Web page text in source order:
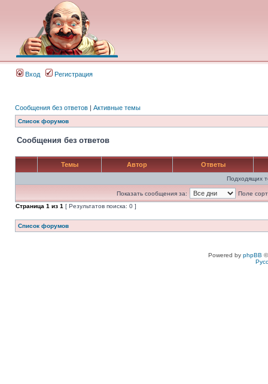
Вход Регистрация
Сообщения без ответов | Активные темы
Список форумов
Сообщения без ответов
Темы Автор Ответы
Подходящих
Показать сообщения за:
Поле
Страница 1 из 1 [ Результатов поиска: 0 ]
Список форумов
Powered by phpBB